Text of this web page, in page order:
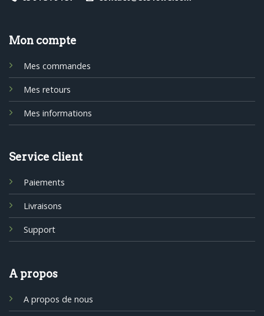
Mon compte
Mes commandes
Mes retours
Mes informations
Service client
Paiements
Livraisons
Support
A propos
A propos de nous